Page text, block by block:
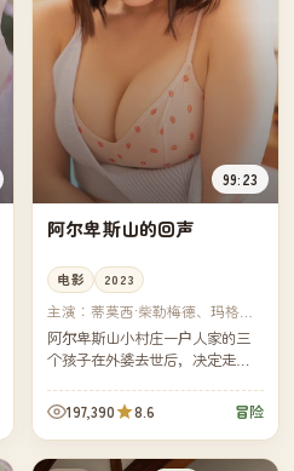
99:23
阿尔卑斯山的回声
电影 2023
主演：蒂莫西·柴勒梅德、玛格丽
特·库利 等
阿尔卑斯山小村庄一户人家的三
个孩子在外婆去世后，决定走完
那条朝圣路——三十一公里，三
十一年没人完整走过。
197,390 8.6 冒险